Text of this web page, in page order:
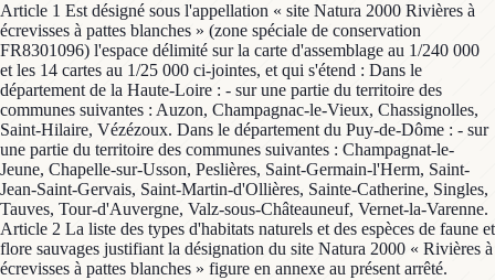
Article 1 Est désigné sous l'appellation « site Natura 2000 Rivières à
écrevisses à pattes blanches » (zone spéciale de conservation
FR8301096) l'espace délimité sur la carte d'assemblage au 1/240 000
et les 14 cartes au 1/25 000 ci-jointes, et qui s'étend : Dans le
département de la Haute-Loire : - sur une partie du territoire des
communes suivantes : Auzon, Champagnac-le-Vieux, Chassignolles,
Saint-Hilaire, Vézézoux. Dans le département du Puy-de-Dôme : - sur
une partie du territoire des communes suivantes : Champagnat-le-
Jeune, Chapelle-sur-Usson, Peslières, Saint-Germain-l'Herm, Saint-
Jean-Saint-Gervais, Saint-Martin-d'Ollières, Sainte-Catherine, Singles,
Tauves, Tour-d'Auvergne, Valz-sous-Châteauneuf, Vernet-la-Varenne.
Article 2 La liste des types d'habitats naturels et des espèces de faune et
flore sauvages justifiant la désignation du site Natura 2000 « Rivières à
écrevisses à pattes blanches » figure en annexe au présent arrêté.